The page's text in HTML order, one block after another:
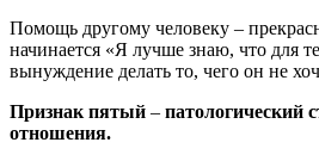
Помощь другому человеку –
начинается «Я лучше знаю, что для
вынуждение делать то, чего он не
Признак пятый – патологический
отношения.